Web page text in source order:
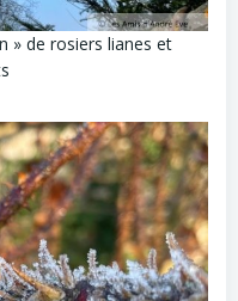
» de rosiers lianes et